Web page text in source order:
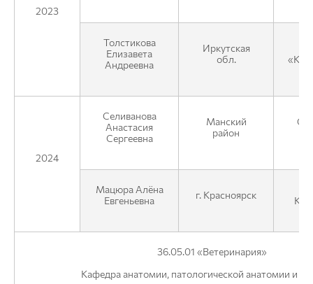
2023
Толстикова
Елизавета
Андреевна
Иркутская
обл.
2024
Селиванова
Анастасия
Сергеевна
Манский
район
Мацюра Алёна
Евгеньевна
г. Красноярск
36.05.01 «Ветеринария»
Кафедра анатомии, патологической анатомии и